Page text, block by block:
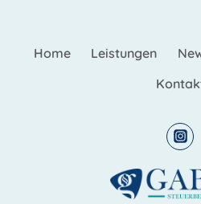
Home Leistungen